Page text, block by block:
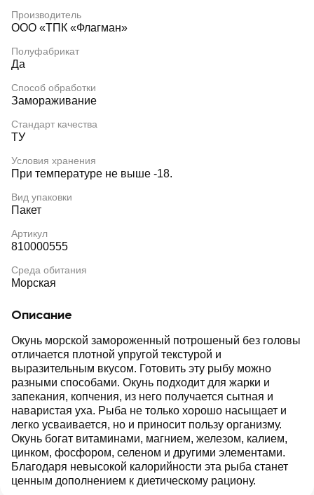
Производитель
ООО «ТПК «Флагман»
Полуфабрикат
Да
Способ обработки
Замораживание
Стандарт качества
ТУ
Условия хранения
При температуре не выше -18.
Вид упаковки
Пакет
Артикул
810000555
Среда обитания
Морская
Описание
Окунь морской замороженный потрошеный без головы
отличается плотной упругой текстурой и
выразительным вкусом. Готовить эту рыбу можно
разными способами. Окунь подходит для жарки и
запекания, копчения, из него получается сытная и
наваристая уха. Рыба не только хорошо насыщает и
легко усваивается, но и приносит пользу организму.
Окунь богат витаминами, магнием, железом, калием,
цинком, фосфором, селеном и другими элементами.
Благодаря невысокой калорийности эта рыба станет
ценным дополнением к диетическому рациону.